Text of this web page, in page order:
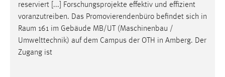
reserviert [...] Forschungsprojekte effektiv und effizient
voranzutreiben. Das Promovierendenbüro befindet sich in
Raum 161 im Gebäude MB/UT (Maschinenbau /
Umwelttechnik) auf dem Campus der OTH in Amberg. Der
Zugang ist